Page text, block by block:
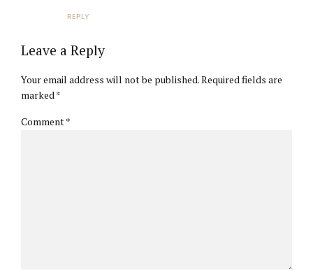
REPLY
Leave a Reply
Your email address will not be published. Required fields are
marked *
Comment*